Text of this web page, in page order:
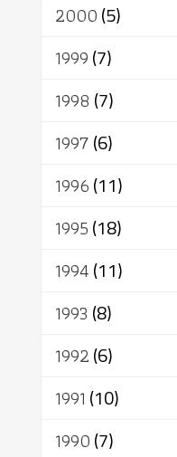
2000(5)
1999(7)
1998 (7)
1997(6)
1996(11)
1995(18)
1994(11)
1993 (8)
1992(6)
1991 (10)
1990(7)